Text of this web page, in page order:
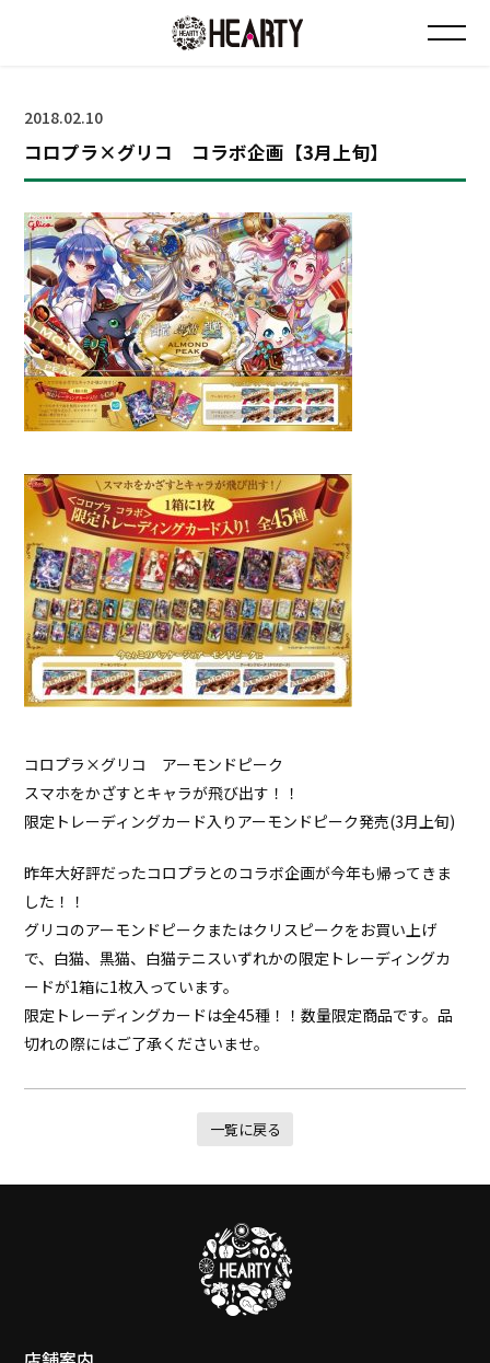
チラシ情報
店舗について
会社について
採用について
Instagram
2018.02.10
コロプラ×グリコ コラボ企画【3月上旬】
コロプラ×グリコ アーモンドピーク
スマホをかざすとキャラが飛び出す！！
限定トレーディングカード入りアーモンドピーク発売(3月上旬)
昨年大好評だったコロプラとのコラボ企画が今年も帰ってきま
した！！
グリコのアーモンドピークまたはクリスピークをお買い上げ
で、白猫、黒猫、白猫テニスいずれかの限定トレーディングカ
ードが1箱に1枚入っています。
限定トレーディングカードは全45種！！数量限定商品です。品
切れの際にはご了承くださいませ。
一覧に戻る